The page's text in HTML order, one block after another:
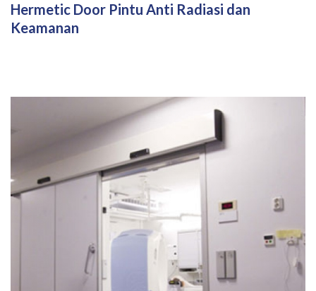
Hermetic Door Pintu Anti Radiasi dan
Keamanan